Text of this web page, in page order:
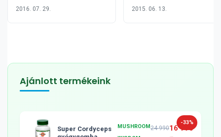
2016. 07. 29.
természetes módon,
2015. 06. 13.
Ajánlott termékeink
-33%
Super Cordyceps
MUSHROOM24 99016 990